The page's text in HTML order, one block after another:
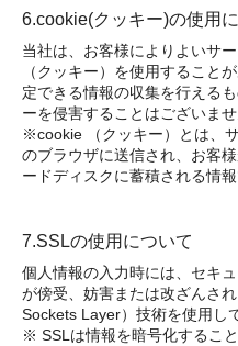
6.cookie(クッキー)の使用
当社は、お客様によりよいサ
（クッキー）を使用すること
定できる情報の収集を行える
ーを侵害することはございませ
※cookie （クッキー）とは、
のブラウザに送信され、お客
ードディスクに蓄積される情報
7.SSLの使用について
個人情報の入力時には、セキ
が傍受、妨害または改ざんさ
Sockets Layer）技術を使用し
※ SSLは情報を暗号化するこ